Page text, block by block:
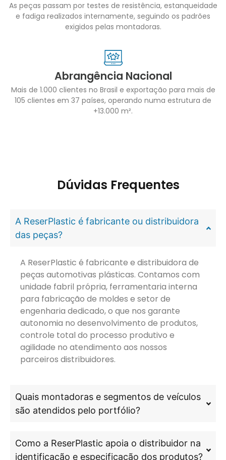
As peças passam por testes de resistência, estanqueidade
e fadiga realizados internamente, seguindo os padrões
exigidos pelas montadoras.
Abrangência Nacional
Mais de 1.000 clientes no Brasil e exportação para mais de
105 clientes em 37 países, operando numa estrutura de
+13.000 m².
Dúvidas Frequentes
A ReserPlastic é fabricante ou distribuidora
das peças?
A ReserPlastic é fabricante e distribuidora de
peças automotivas plásticas. Contamos com
unidade fabril própria, ferramentaria interna
para fabricação de moldes e setor de
engenharia dedicado, o que nos garante
autonomia no desenvolvimento de produtos,
controle total do processo produtivo e
agilidade no atendimento aos nossos
parceiros distribuidores.
Quais montadoras e segmentos de veículos
são atendidos pelo portfólio?
Como a ReserPlastic apoia o distribuidor na
identificação e especificação dos produtos?